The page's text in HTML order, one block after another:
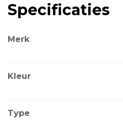
Specificaties
Merk
Kleur
Type